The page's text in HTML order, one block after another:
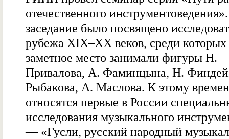
отечественного
заседание было посвящено
рубежа XIX–XX веков, среди которых
заметное место занимали фигуры Н.
Привалова, А. Фаминцына, Н.
Рыбакова, А. Маслова. К этому
относятся первые в России
исследования музыкального
— «Гусли, русский народный